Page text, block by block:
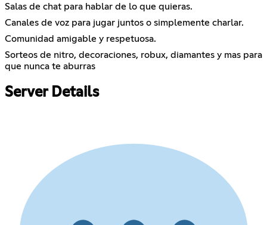
Salas de chat para hablar de lo que quieras.
Canales de voz para jugar juntos o simplemente charlar.
Comunidad amigable y respetuosa.
Sorteos de nitro, decoraciones, robux, diamantes y mas para
que nunca te aburras
Server Details